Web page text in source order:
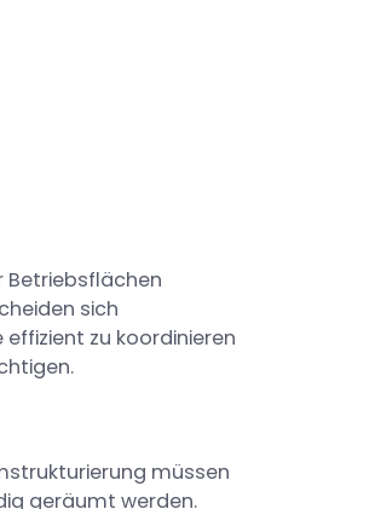
Betriebsflächen
sich
zu koordinieren
müssen
geräumt werden.